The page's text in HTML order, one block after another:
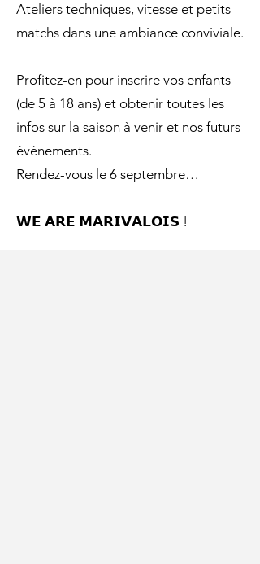
Ateliers techniques, vitesse et petits
matchs dans une ambiance conviviale.
Profitez-en pour inscrire vos enfants
(de 5 à 18 ans) et obtenir toutes les
infos sur la saison à venir et nos futurs
événements.
Rendez-vous le 6 septembre…
𝗪𝗘 𝗔𝗥𝗘 𝗠𝗔𝗥𝗜𝗩𝗔𝗟𝗢𝗜𝗦 !